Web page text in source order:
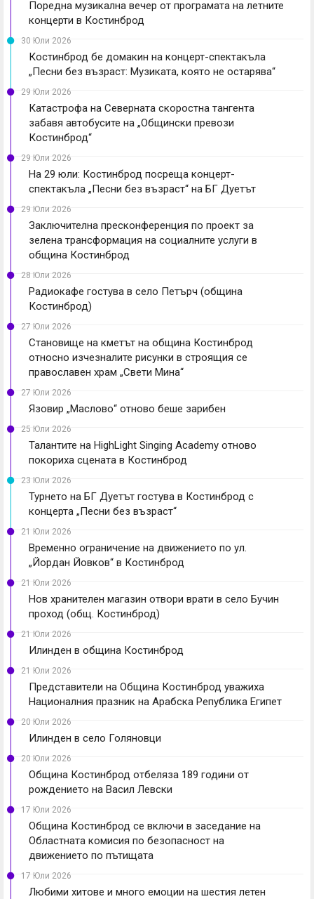
Поредна музикална вечер от програмата на летните
концерти в Костинброд
30 Юли 2026
Костинброд бе домакин на концерт-спектакъла
„Песни без възраст: Музиката, която не остарява“
29 Юли 2026
Катастрофа на Северната скоростна тангента
забавя автобусите на „Общински превози
Костинброд“
29 Юли 2026
На 29 юли: Костинброд посреща концерт-
спектакъла „Песни без възраст“ на БГ Дуетът
29 Юли 2026
Заключителна пресконференция по проект за
зелена трансформация на социалните услуги в
община Костинброд
28 Юли 2026
Радиокафе гостува в село Петърч (община
Костинброд)
27 Юли 2026
Становище на кметът на община Костинброд
относно изчезналите рисунки в строящия се
православен храм „Свети Мина“
27 Юли 2026
Язовир „Маслово“ отново беше зарибен
25 Юли 2026
Талантите на HighLight Singing Academy отново
покориха сцената в Костинброд
23 Юли 2026
Турнето на БГ Дуетът гостува в Костинброд с
концерта „Песни без възраст“
21 Юли 2026
Временно ограничение на движението по ул.
„Йордан Йовков“ в Костинброд
21 Юли 2026
Нов хранителен магазин отвори врати в село Бучин
проход (общ. Костинброд)
21 Юли 2026
Илинден в община Костинброд
21 Юли 2026
Представители на Община Костинброд уважиха
Националния празник на Арабска Република Египет
20 Юли 2026
Илинден в село Голяновци
20 Юли 2026
Община Костинброд отбеляза 189 години от
рождението на Васил Левски
17 Юли 2026
Община Костинброд се включи в заседание на
Областната комисия по безопасност на
движението по пътищата
17 Юли 2026
Любими хитове и много емоции на шестия летен